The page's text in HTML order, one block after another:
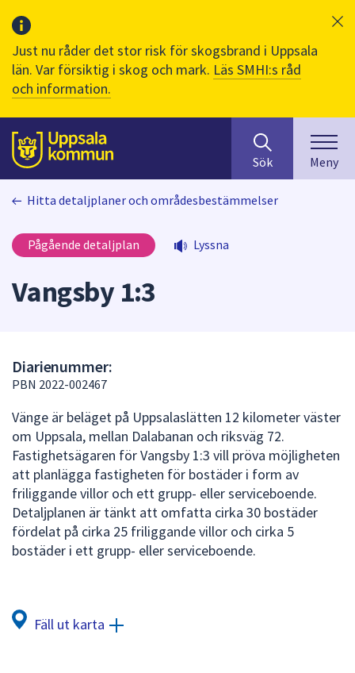
Just nu råder det stor risk för skogsbrand i Uppsala
län. Var försiktig i skog och mark. Läs SMHI:s råd
och information.
Till sidans
huvudinnehåll
efter
innehåll
på
webbplatsen.
under
fältet.
Använd
piltangenterna
för
att
navigera
mellan
Sök Meny
Hitta detaljplaner och områdesbestämmelser
Pågående detaljplan Lyssna
Vangsby 1:3
Diarienummer:
PBN 2022-002467
Vänge är beläget på Uppsalaslätten 12 kilometer väster
om Uppsala, mellan Dalabanan och riksväg 72.
Fastighetsägaren för Vangsby 1:3 vill pröva möjligheten
att planlägga fastigheten för bostäder i form av
friliggande villor och ett grupp- eller serviceboende.
Detaljplanen är tänkt att omfatta cirka 30 bostäder
fördelat på cirka 25 friliggande villor och cirka 5
bostäder i ett grupp- eller serviceboende.
Fäll ut karta